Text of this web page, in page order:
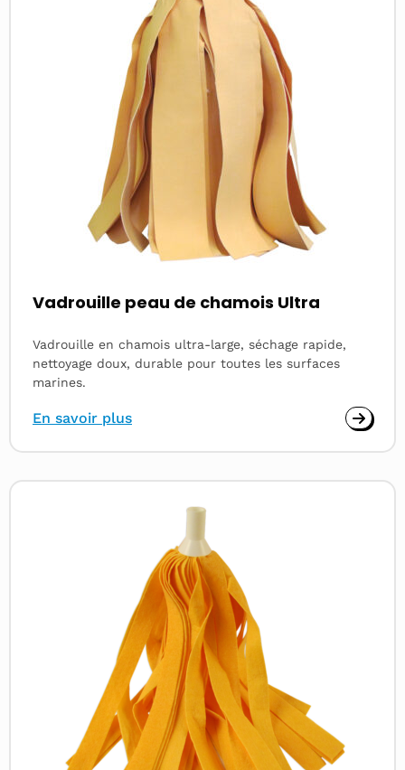
Vadrouille peau de chamois Ultra
Vadrouille en chamois ultra-large, séchage rapide,
nettoyage doux, durable pour toutes les surfaces
marines.
En savoir plus
Read